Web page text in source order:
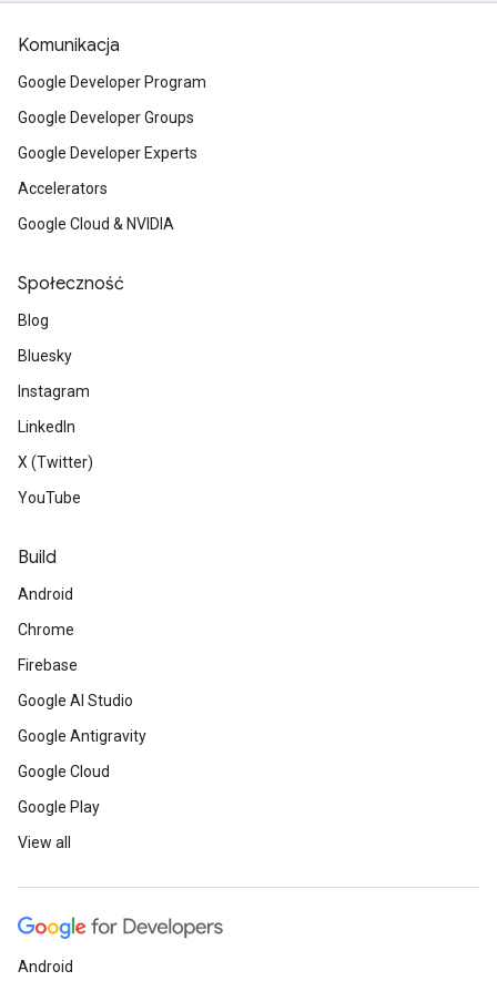
Komunikacja
Google Developer Program
Google Developer Groups
Google Developer Experts
Accelerators
Google Cloud & NVIDIA
Społeczność
Blog
Bluesky
Instagram
LinkedIn
X (Twitter)
YouTube
Build
Android
Chrome
Firebase
Google AI Studio
Google Antigravity
Google Cloud
Google Play
View all
Android